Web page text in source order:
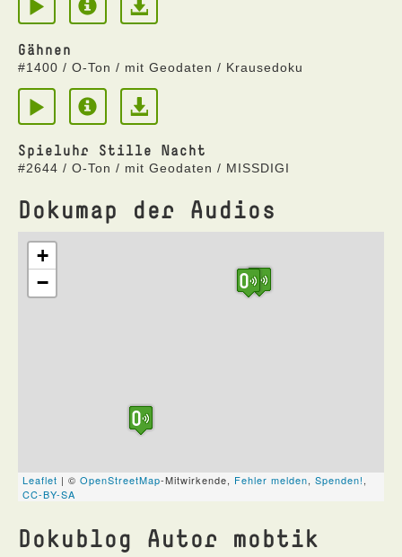
Gähnen
#1400 / O-Ton / mit Geodaten / Krausedoku
Spieluhr Stille Nacht
#2644 / O-Ton / mit Geodaten / MISSDIGI
Dokumap der Audios
Dokublog Autor mobtik